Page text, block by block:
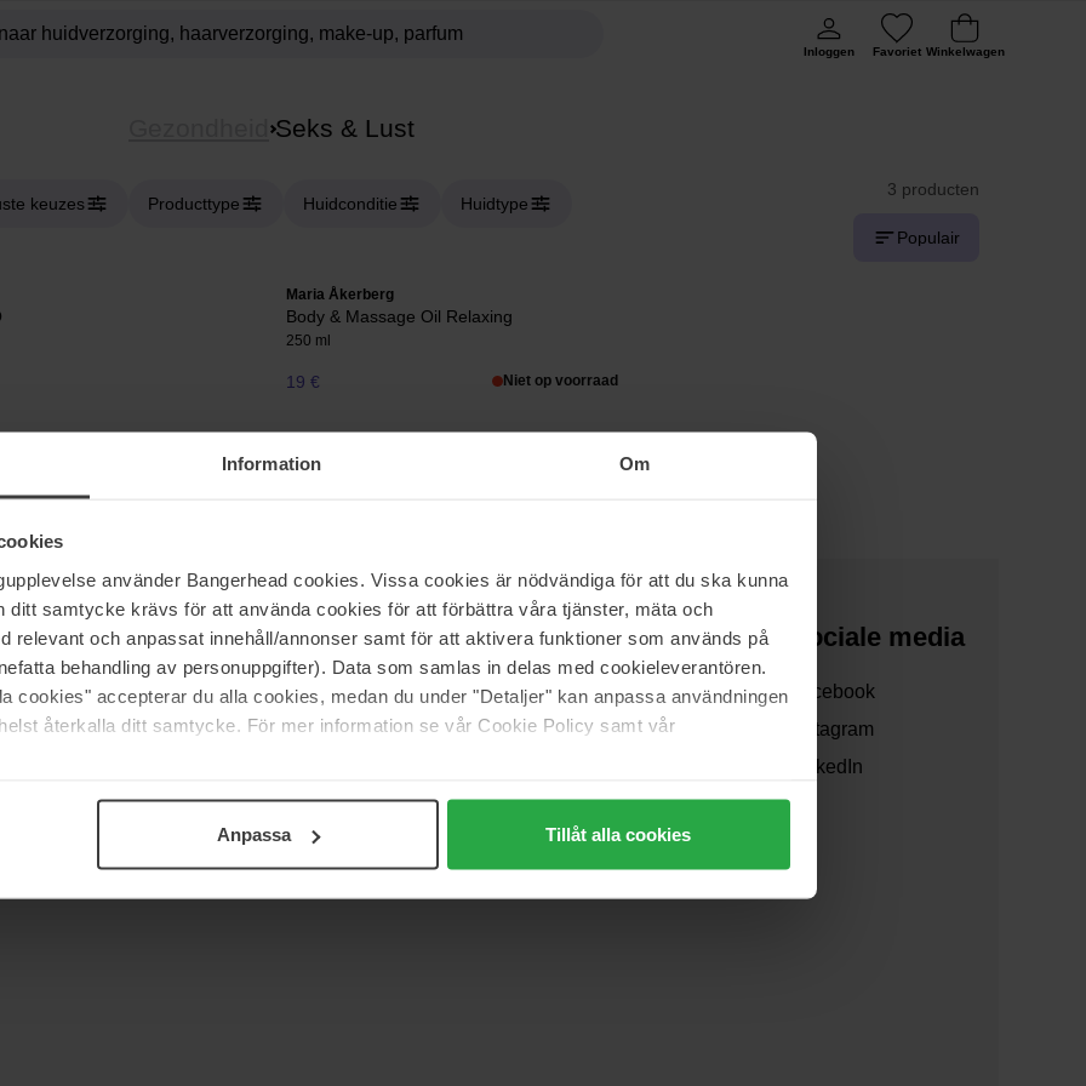
Information Om
använder Bangerhead cookies. Vissa cookies är nödvändiga för att du ska kunna
ditt samtycke krävs för att använda cookies för att förbättra våra tjänster, mäta och
relevant och anpassat innehåll/annonser samt för att aktivera funktioner som används på
behandling av personuppgifter). Data som samlas in delas med cookieleverantören.
cookies" accepterar du alla cookies, medan du under "Detaljer" kan anpassa användningen
återkalla ditt samtycke. För mer information se vår Cookie Policy samt vår
Anpassa Tillåt alla cookies
Inloggen Favoriet Winkelwagen
Seks & Lust
keuzes Producttype Huidconditie Huidtype
3 producten
Populair
Maria Åkerberg
Body & Massage Oil Relaxing
250 ml
19 € Niet op voorraad
We
Support
Contact
Veelgestelde vragen
voorwaarden
Retourneren
Privacybeleid
Over ons
Over ons
Samenwerken
Sociale media
Facebook
Instagram
LinkedIn